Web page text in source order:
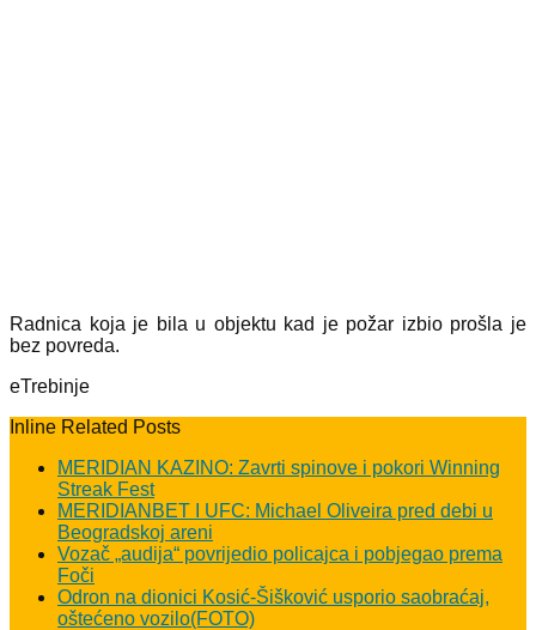
Radnica koja je bila u objektu kad je požar izbio prošla je
bez povreda.
eTrebinje
Inline Related Posts
MERIDIAN KAZINO: Zavrti spinove i pokori Winning
Streak Fest
MERIDIANBET I UFC: Michael Oliveira pred debi u
Beogradskoj areni
Vozač „audija“ povrijedio policajca i pobjegao prema
Foči
Odron na dionici Kosić-Šišković usporio saobraćaj,
oštećeno vozilo(FOTO)